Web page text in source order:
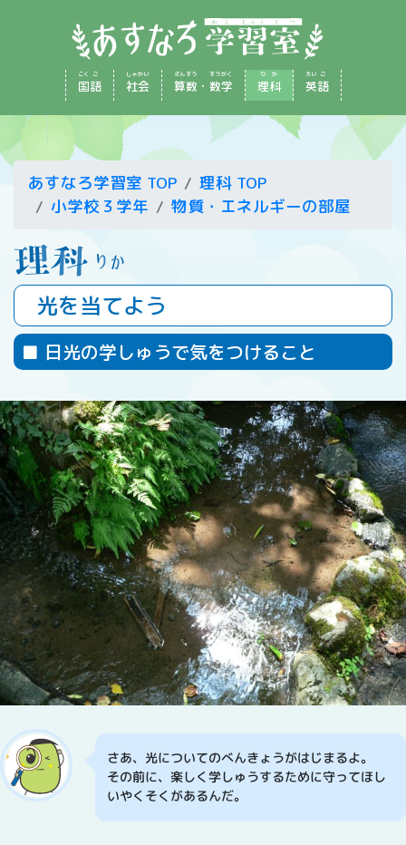
国
こく
語
ご
社
しゃ
会
かい
算
さん
数
すう
・ 数
すう
学
がく
理
り
科
か
英
えい
語
ご
あすなろ学習室 TOP
理科 TOP
小学校３学年
物質・エネルギーの部屋
光を当てよう
■ 日光の学しゅうで気をつけること
さあ、光についてのべんきょうがはじまるよ。
その前に、楽しく学しゅうするために守ってほし
いやくそくがあるんだ。